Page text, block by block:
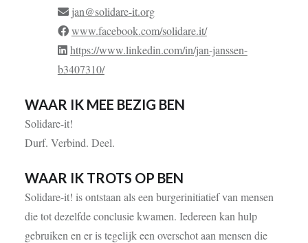
jan@solidare-it.org
www.facebook.com/solidare.it/
https://www.linkedin.com/in/jan-janssen-
b3407310/
WAAR IK MEE BEZIG BEN
Solidare-it!
Durf. Verbind. Deel.
WAAR IK TROTS OP BEN
Solidare-it! is ontstaan als een burgerinitiatief van mensen
die tot dezelfde conclusie kwamen. Iedereen kan hulp
gebruiken en er is tegelijk een overschot aan mensen die